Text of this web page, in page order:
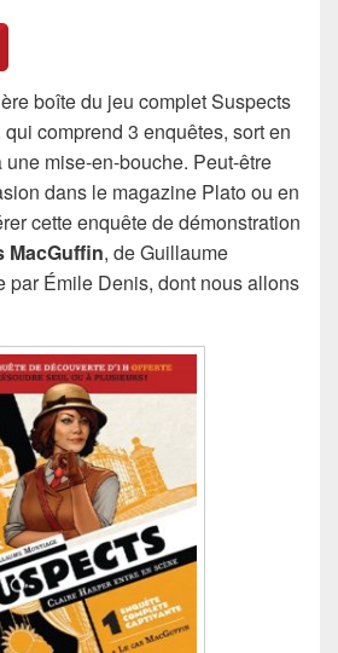
boîte du jeu complet Suspects
comprend 3 enquêtes, sort en
mise-en-bouche. Peut-être
dans le magazine Plato ou en
cette enquête de démonstration
MacGuffin, de Guillaume
par Émile Denis, dont nous allons